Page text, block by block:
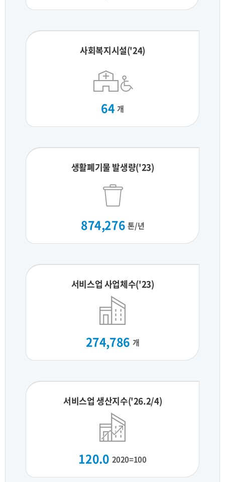
사회복지시설('24)
64 개
생활폐기물 발생량('23)
874,276 톤/년
서비스업 사업체수('23)
274,786 개
서비스업 생산지수('26.2/4)
120.0 2020=100